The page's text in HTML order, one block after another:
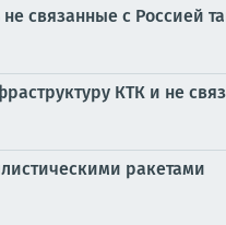
связанные с Россией
КТК и не
ракетами